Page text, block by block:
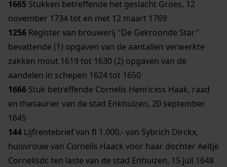
1665 Stukken betreffende het geslacht Groes, 12
november 1734 tot en met 12 maart 1769
1256 Register van brouwerij "De Gekroonde Star"
bevattende (1) opgaven van de aantallen verwerkte
zakken mout 1619 tot 1630 (2) opgaven van de
aandelen in schepen 1624 tot 1650
1666 Stuk betreffende Cornelis Henricxss Haak, raad
en thesaurier van de stad Enkhuizen, 20 september
1645
144 Lijfrentebrief van fl 1.000,- van Sybrich Dirckx,
huisvrouw van Cornelis Haack voor haar dochter Aeltje
Cornelisdr. ten laste van de stad Enhuizen, 15 juli 1648